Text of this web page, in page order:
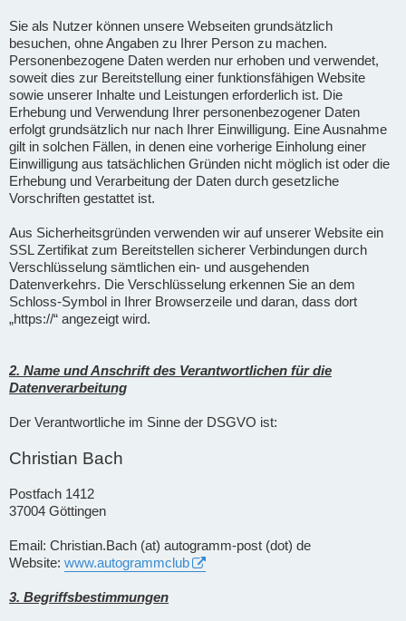
Sie als Nutzer können unsere Webseiten grundsätzlich
besuchen, ohne Angaben zu Ihrer Person zu machen.
Personenbezogene Daten werden nur erhoben und verwendet,
soweit dies zur Bereitstellung einer funktionsfähigen Website
sowie unserer Inhalte und Leistungen erforderlich ist. Die
Erhebung und Verwendung Ihrer personenbezogener Daten
erfolgt grundsätzlich nur nach Ihrer Einwilligung. Eine Ausnahme
gilt in solchen Fällen, in denen eine vorherige Einholung einer
Einwilligung aus tatsächlichen Gründen nicht möglich ist oder die
Erhebung und Verarbeitung der Daten durch gesetzliche
Vorschriften gestattet ist.
Aus Sicherheitsgründen verwenden wir auf unserer Website ein
SSL Zertifikat zum Bereitstellen sicherer Verbindungen durch
Verschlüsselung sämtlichen ein- und ausgehenden
Datenverkehrs. Die Verschlüsselung erkennen Sie an dem
Schloss-Symbol in Ihrer Browserzeile und daran, dass dort
„https://“ angezeigt wird.
2. Name und Anschrift des Verantwortlichen für die
Datenverarbeitung
Der Verantwortliche im Sinne der DSGVO ist:
Christian Bach
Postfach 1412
37004 Göttingen
Email: Christian.Bach (at) autogramm-post (dot) de
Website: www.autogrammclub
3. Begriffsbestimmungen